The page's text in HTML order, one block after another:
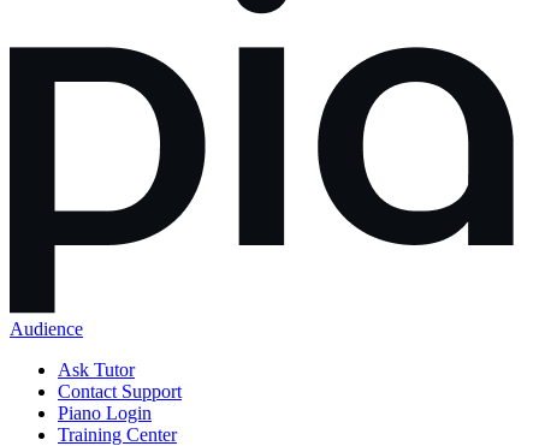
Audience
Ask Tutor
Contact Support
Piano Login
Training Center